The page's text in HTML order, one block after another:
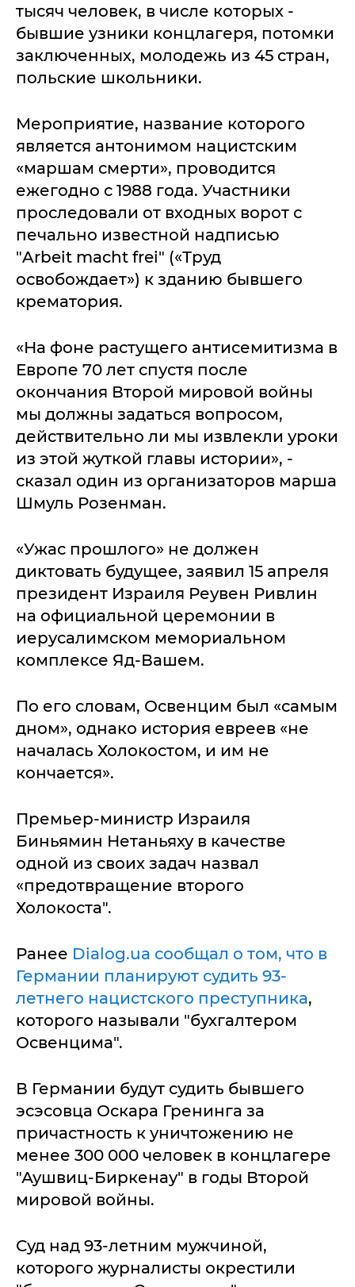
тысяч человек, в числе которых -
бывшие узники концлагеря, потомки
заключенных, молодежь из 45 стран,
польские школьники.
Мероприятие, название которого
является антонимом нацистским
«маршам смерти», проводится
ежегодно с 1988 года. Участники
проследовали от входных ворот с
печально известной надписью
"Arbeit macht frei" («Труд
освобождает») к зданию бывшего
крематория.
«На фоне растущего антисемитизма в
Европе 70 лет спустя после
окончания Второй мировой войны
мы должны задаться вопросом,
действительно ли мы извлекли уроки
из этой жуткой главы истории», -
сказал один из организаторов марша
Шмуль Розенман.
«Ужас прошлого» не должен
диктовать будущее, заявил 15 апреля
президент Израиля Реувен Ривлин
на официальной церемонии в
иерусалимском мемориальном
комплексе Яд-Вашем.
По его словам, Освенцим был «самым
дном», однако история евреев «не
началась Холокостом, и им не
кончается».
Премьер-министр Израиля
Биньямин Нетаньяху в качестве
одной из своих задач назвал
«предотвращение второго
Холокоста".
Ранее Dialog.ua сообщал о том, что в
Германии планируют судить 93-
летнего нацистского преступника,
которого называли "бухгалтером
Освенцима".
В Германии будут судить бывшего
эсэсовца Оскара Гренинга за
причастность к уничтожению не
менее 300 000 человек в концлагере
"Аушвиц-Биркенау" в годы Второй
мировой войны.
Суд над 93-летним мужчиной,
которого журналисты окрестили